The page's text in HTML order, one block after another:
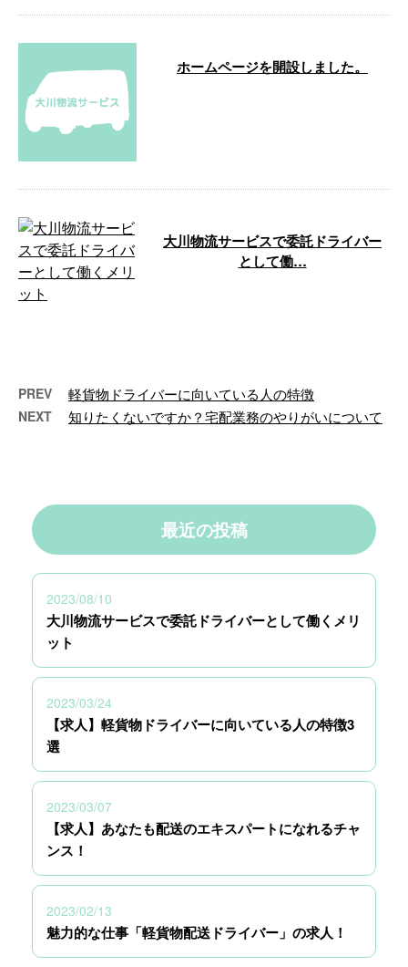
ホームページを開設しました。
大川物流サービスで委託ドライバー
として働…
PREV 軽貨物ドライバーに向いている人の特徴
NEXT 知りたくないですか？宅配業務のやりがいについて
最近の投稿
2023/08/10
大川物流サービスで委託ドライバーとして働くメリ
ット
2023/03/24
【求人】軽貨物ドライバーに向いている人の特徴3
選
2023/03/07
【求人】あなたも配送のエキスパートになれるチャ
ンス！
2023/02/13
魅力的な仕事「軽貨物配送ドライバー」の求人！